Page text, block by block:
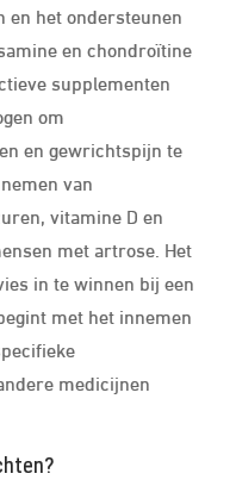
het ondersteunen
en chondroïtine
supplementen
om
en gewrichtspijn te
van
vitamine D en
met artrose. Het
in te winnen bij een
met het innemen
medicijnen